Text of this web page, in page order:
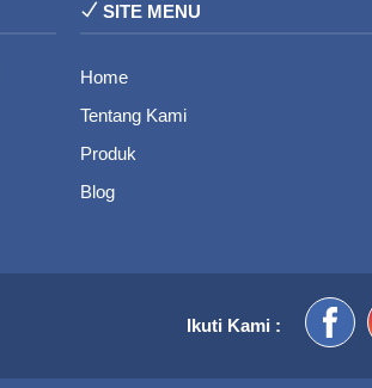
SITE MENU
Home
Tentang Kami
Produk
Blog
Ikuti Kami :